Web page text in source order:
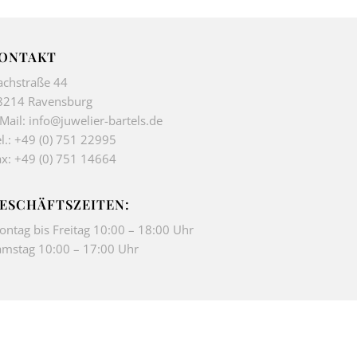
44
Ravensburg
info@juwelier-bartels.de
+49 (0) 751 22995
+49 (0) 751 14664
bis Freitag 10:00 – 18:00 Uhr
10:00 – 17:00 Uhr